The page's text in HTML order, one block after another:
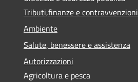
Tributi,finanze e contravvenzioni
Ambiente
Salute, benessere e assistenza
Autorizzazioni
Agricoltura e pesca